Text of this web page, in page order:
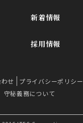
新着情報
採用情報
せ
プライバシーポリシー
守秘義務について